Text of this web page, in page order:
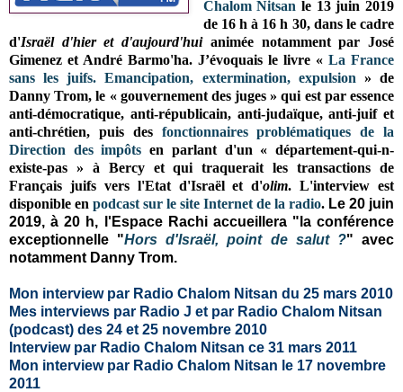
Chalom Nitsan le 13 juin 2019
de 16 h à 16 h 30, dans le cadre
d'Israël d'hier et d'aujourd'hui animée notamment parJosé
Gimenez et André Barmo'ha. J’évoquais le livre « La France
sans les juifs. Emancipation, extermination, expulsion » de
Danny Trom, le « gouvernement des juges » qui est par essence
anti-démocratique, anti-républicain, anti-judaïque, anti-juif et
anti-chrétien, puis des fonctionnaires problématiques de la
Direction des impôts en parlant d'un « département-qui-n-
existe-pas » à Bercy et qui traquerait les transactions de
Français juifs vers l'Etat d'Israël et d'olim. L'interview est
disponible en podcast sur le site Internet de la radio. Le 20 juin
2019, à 20 h, l'Espace Rachi accueillera "la conférence
exceptionnelle "Hors d'Israël, point de salut ?"avec
notamment Danny Trom.
Mon interview par Radio Chalom Nitsan du 25 mars 2010
Mes interviews par Radio J et par Radio Chalom Nitsan
(podcast) des 24 et 25 novembre 2010
Interview par Radio Chalom Nitsan ce 31 mars 2011
Mon interview par Radio Chalom Nitsan le 17 novembre
2011